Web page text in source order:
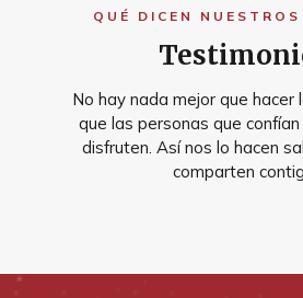
QUÉ DICEN
No hay nada mejor que hacer
que las personas que
disfruten. Así nos lo hacen
comparten